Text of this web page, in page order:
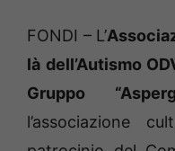
FONDI – L’
là dell’Autismo
Gruppo
l’associazione